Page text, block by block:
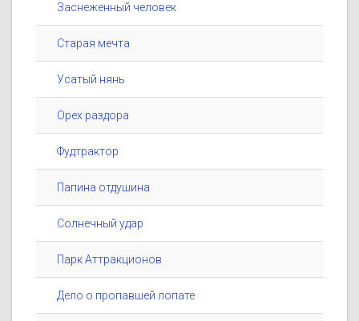
Заснеженный человек
Старая мечта
Усатый нянь
Орех раздора
Фудтрактор
Папина отдушина
Солнечный удар
Парк Аттракционов
Дело о пропавшей лопате